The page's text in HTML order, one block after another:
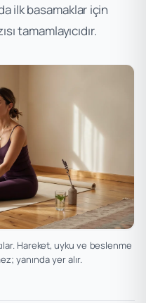
ilk basamaklar için
tamamlayıcıdır.
Hareket, uyku ve beslenme
yanında yer alır.